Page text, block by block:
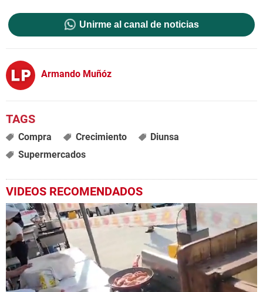
Unirme al canal de noticias
Armando Muñóz
Compra Crecimiento
Diunsa
Supermercados
VIDEOS RECOMENDADOS